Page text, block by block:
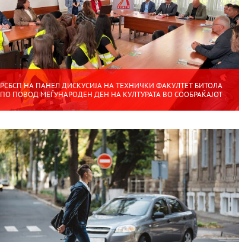
РСБСП НА ПАНЕЛ ДИСКУСИЈА НА ТЕХНИЧКИ ФАКУЛТЕТ БИТОЛА
ПО ПОВОД МЕЃУНАРОДЕН ДЕН НА КУЛТУРАТА ВО СООБРАЌАЈОТ